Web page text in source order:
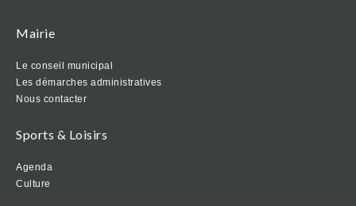
Mairie
Le conseil municipal
Les démarches administratives
Nous contacter
Sports & Loisirs
Agenda
Culture